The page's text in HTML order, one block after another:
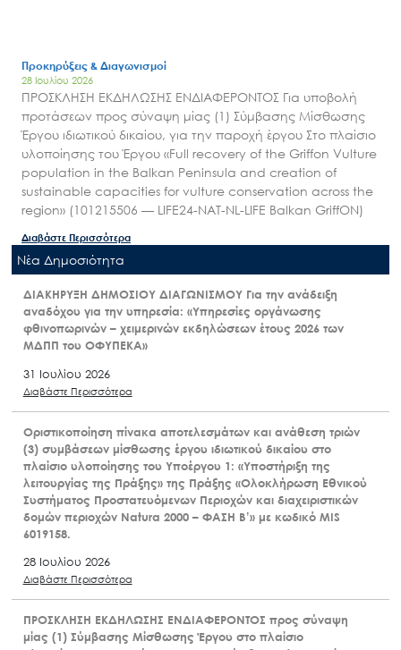
Προκηρύξεις & Διαγωνισμοί
28 Ιουλίου 2026
ΠΡΟΣΚΛΗΣΗ ΕΚΔΗΛΩΣΗΣ ΕΝΔΙΑΦΕΡΟΝΤΟΣ Για υποβολή
προτάσεων προς σύναψη μίας (1) Σύμβασης Μίσθωσης
Έργου ιδιωτικού δικαίου, για την παροχή έργου Στο πλαίσιο
υλοποίησης του Έργου «Full recovery of the Griffon Vulture
population in the Balkan Peninsula and creation of
sustainable capacities for vulture conservation across the
region» (101215506 — LIFE24-NAT-NL-LIFE Balkan GriffON)
Διαβάστε Περισσότερα
Nέα Δημοσιότητα
ΔΙΑΚΗΡΥΞΗ ΔΗΜΟΣΙΟΥ ΔΙΑΓΩΝΙΣΜΟΥ Για την ανάδειξη
αναδόχου για την υπηρεσία: «Υπηρεσίες οργάνωσης
φθινοπωρινών – χειμερινών εκδηλώσεων έτους 2026 των
ΜΔΠΠ του ΟΦΥΠΕΚΑ»
31 Ιουλίου 2026
Διαβάστε Περισσότερα
Οριστικοποίηση πίνακα αποτελεσμάτων και ανάθεση τριών
(3) συμβάσεων μίσθωσης έργου ιδιωτικού δικαίου στο
πλαίσιο υλοποίησης του Υποέργου 1: «Υποστήριξη της
λειτουργίας της Πράξης» της Πράξης «Ολοκλήρωση Εθνικού
Συστήματος Προστατευόμενων Περιοχών και διαχειριστικών
δομών περιοχών Natura 2000 – ΦΑΣΗ Β’» με κωδικό MIS
6019158.
28 Ιουλίου 2026
Διαβάστε Περισσότερα
ΠΡΟΣΚΛΗΣΗ ΕΚΔΗΛΩΣΗΣ ΕΝΔΙΑΦΕΡΟΝΤΟΣ προς σύναψη
μίας (1) Σύμβασης Μίσθωσης Έργου στο πλαίσιο